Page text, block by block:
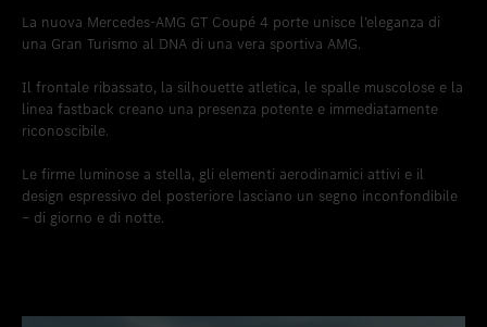
La nuova Mercedes-AMG GT Coupé 4 porte unisce l’eleganza di
una Gran Turismo al DNA di una vera sportiva AMG.
Il frontale ribassato, la silhouette atletica, le spalle muscolose e la
linea fastback creano una presenza potente e immediatamente
riconoscibile.
Le firme luminose a stella, gli elementi aerodinamici attivi e il
design espressivo del posteriore lasciano un segno inconfondibile
– di giorno e di notte.